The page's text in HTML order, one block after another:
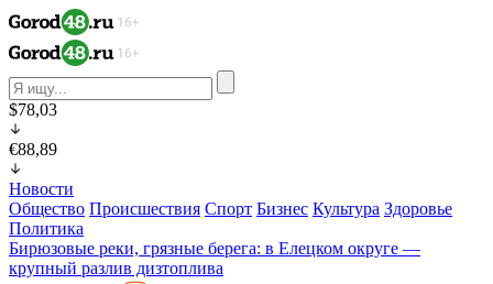
$78,03
€88,89
Новости
Общество Происшествия Спорт Бизнес Культура Здоровье
Политика
Бирюзовые реки, грязные берега: в Елецком округе —
крупный разлив дизтоплива